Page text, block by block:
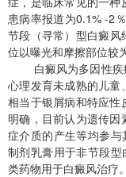
患病率报道为0.1% -2
节段（寻常）型白癜风
位以曝光和摩擦部位较
白癜风为多因性疾
心理发育未成熟的儿童
相当于银屑病和特应
明确，目前认为遗传
症介质的产生等均参
制剂乳膏用于非节段
类药物用于白癜风治疗。